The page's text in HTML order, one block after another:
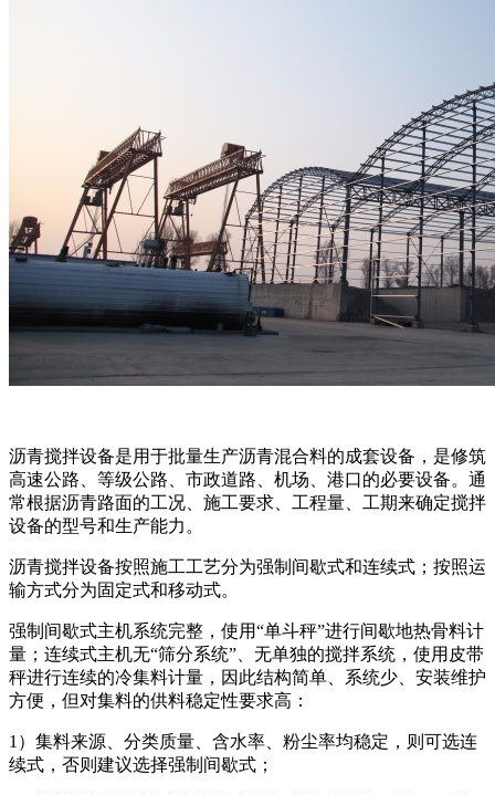
沥青搅拌设备是用于批量生产沥青混合料的成套设备，是修筑
高速公路、等级公路、市政道路、机场、港口的必要设备。通
常根据沥青路面的工况、施工要求、工程量、工期来确定搅拌
设备的型号和生产能力。
沥青搅拌设备按照施工工艺分为强制间歇式和连续式；按照运
输方式分为固定式和移动式。
强制间歇式主机系统完整，使用“单斗秤”进行间歇地热骨料计
量；连续式主机无“筛分系统”、无单独的搅拌系统，使用皮带
秤进行连续的冷集料计量，因此结构简单、系统少、安装维护
方便，但对集料的供料稳定性要求高：
1）集料来源、分类质量、含水率、粉尘率均稳定，则可选连
续式，否则建议选择强制间歇式；